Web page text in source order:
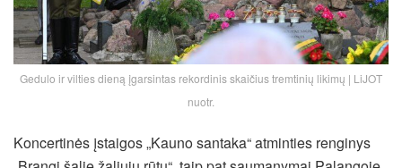
Gedulo ir vilties dieną įgarsintas rekordinis skaičius tremtinių likimų | LiJOT
nuotr.
Koncertinės įstaigos „Kauno santaka“ atminties renginys